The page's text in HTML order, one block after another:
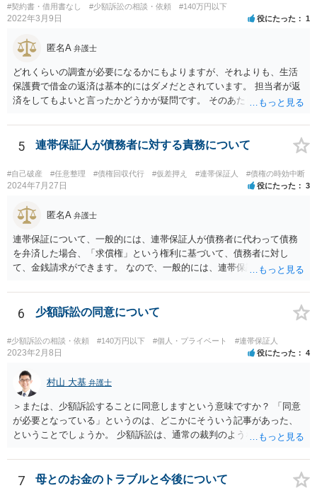
#契約書・借用書なし
#少額訴訟の相談・依頼 #140万円以下
2022年3月9日 役にたった 1
匿名A 弁護士
どれくらいの調査が必要になるかにもよりますが、それよりも、生活
保護費で借金の返済は基本的にはダメだとされています。 担当者が返
済をしてもよいと言ったかどうかが疑問です。 そのあたりは、ネット
しい記事が出てきますので、一度見てみてもいいかもしれません。
5 連帯保証人が債務者に対する責務について
#自己破産 #任意整理 #債権回収代行 #仮差押え #連帯保証人 #債権の時効中断
2024年7月27日 役にたった 3
匿名A 弁護士
連帯保証について、一般的には、連帯保証人が債務者に代わって債務
を弁済した場合、「求償権」という権利に基づいて、債務者に対し
て、金銭請求ができます。 なので、一般的には、連帯保証人が代わり
者が連帯債務者に支払わなければならない、ということになります。
ご質問の構成の違いを確認されたい意図は分かりかねますが、結論と
と思います。
6 少額訴訟の同意について
#少額訴訟の相談・依頼 #140万円以下 #個人・プライベート #連帯保証人
2023年2月8日 役にたった 4
村山 大基 弁護士
＞または、少額訴訟することに同意しますという意味ですか？ 「同意
が必要となっている」というのは、どこかにそういう記事があった、
ということでしょうか。 少額訴訟は、通常の裁判のようなきちんとし
思います（多分）。 実際の流れとしては、少額訴訟では嫌だ、と被告
が考えた場合、 通常の訴訟でやってほしい、と裁判所に対して書類を
7 母とのお金のトラブルと今後について